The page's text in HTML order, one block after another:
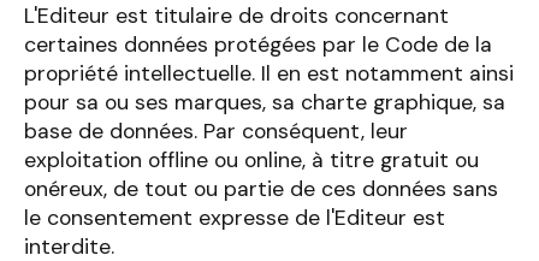
L'Editeur est titulaire de droits concernant
certaines données protégées par le Code de la
propriété intellectuelle. Il en est notamment ainsi
pour sa ou ses marques, sa charte graphique, sa
base de données. Par conséquent, leur
exploitation offline ou online, à titre gratuit ou
onéreux, de tout ou partie de ces données sans
le consentement expresse de l'Editeur est
interdite.